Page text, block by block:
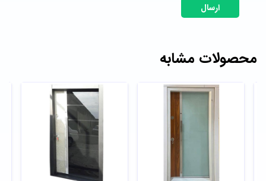
ارسال
محصولات مشابه